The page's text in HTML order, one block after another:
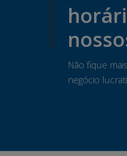
Não fique
negócio